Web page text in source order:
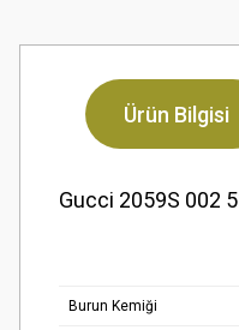
Ürün Bilgisi
Gucci 2059S 002
Burun Kemiği